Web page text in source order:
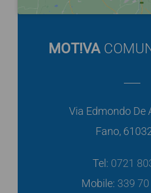
MOT!VA
Via Edmondo De
Fano,
Tel: 0721
Mobile: 339